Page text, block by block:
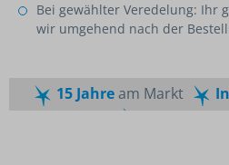
Bei gewählter Veredelung: Ihr
wir umgehend nach der
15 Jahream Markt